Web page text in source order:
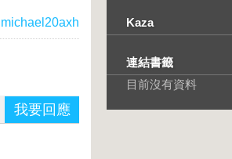
我要回應
Kaza
連結書籤
目前沒有資料